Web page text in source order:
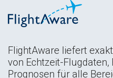
FlightAware liefert
von Echtzeit-
Prognosen für alle